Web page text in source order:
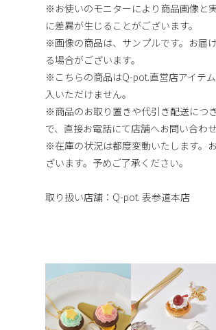
※お使いのモニターにより商品画像と
に差異が生じることがございます。
※画像の商品は、サンプルです。お届
る場合がございます。
※こちらの商品はQ-pot.直営店アイテ
入いただけません。
※商品のお取り置きや代引き配送につ
で、直接お電話にて店舗へお問い合わ
※在庫の状況は都度変動いたします。
ざいます。予めご了承ください。
取り扱い店舗：Q-pot. 表参道本店